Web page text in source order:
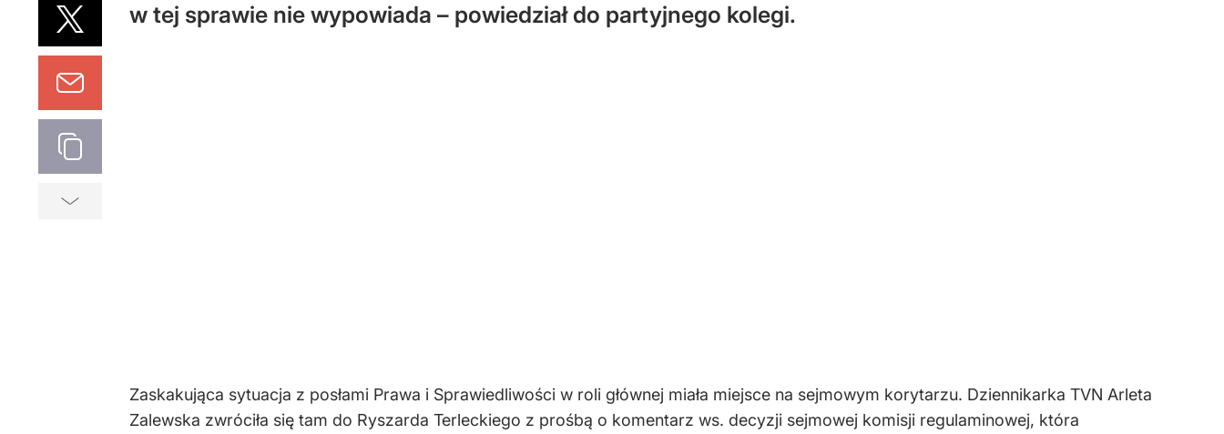
w tej sprawie nie wypowiada – powiedział do partyjnego kolegi.
Zaskakująca sytuacja z posłami Prawa i Sprawiedliwości w roli głównej miała miejsce na sejmowym korytarzu. Dziennikarka TVN Arleta
Zalewska zwróciła się tam do Ryszarda Terleckiego z prośbą o komentarz ws. decyzji sejmowej komisji regulaminowej, która